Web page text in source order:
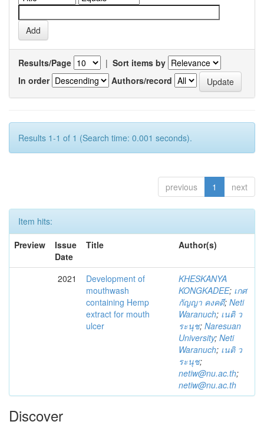
Results/Page | Sort items by
In order
Authors/record
Results 1-1 of 1 (Search time: 0.001 seconds).
previous 1 next
Item hits:
Preview
Issue
Date
Title Author(s)
2021
Development of
mouthwash
containing Hemp
extract for mouth
ulcer
KHESKANYA
KONGKADEE; เกศ
กัญญา คงคดี; Neti
Waranuch; เนติ ว
ระนุช; Naresuan
University; Neti
Waranuch; เนติ ว
ระนุช;
netiw@nu.ac.th;
netiw@nu.ac.th
Discover